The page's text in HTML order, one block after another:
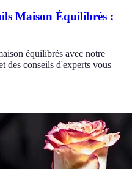
Maison Équilibrés :
équilibrés avec notre
des conseils d'experts vous